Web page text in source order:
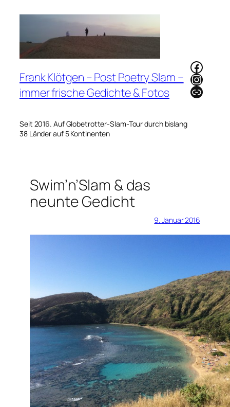
Frank Klötgen – Post Poetry Slam –
immer frische Gedichte & Fotos
Seit 2016. Auf Globetrotter-Slam-Tour durch bislang
38 Länder auf 5 Kontinenten
Link
Swim’n’Slam & das
neunte Gedicht
9. Januar 2016